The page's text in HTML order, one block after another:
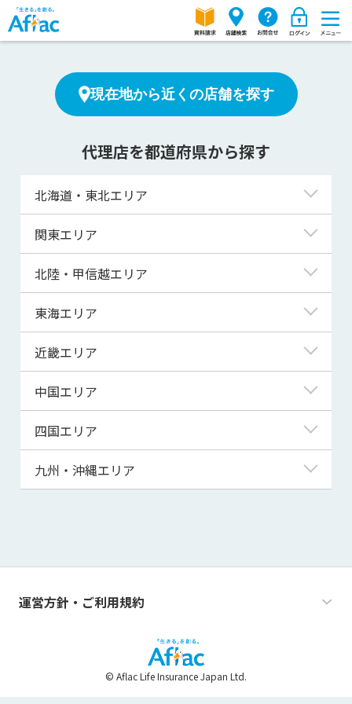
現在地から近くの店舗を探す
代理店を都道府県から探す
北海道・東北エリア
北海道
青森県
宮城県
秋田県
山形県
関東エリア
東京都
神奈川県
埼玉県
千葉県
茨城県
群馬県
北陸・甲信越エリア
新潟県
富山県
福井県
山梨県
長野県
東海エリア
岐阜県
静岡県
三重県
近畿エリア
滋賀県
京都府
大阪府
兵庫県
和歌山県
中国エリア
鳥取県
島根県
山口県
四国エリア
徳島県
高知県
九州・沖縄エリア
熊本県
運営方針・ご利用規約
© Aflac Life Insurance Japan Ltd.